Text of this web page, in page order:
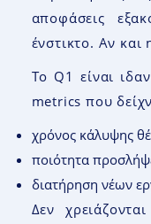
αποφάσεις
ένστικτο. Αν και
Το Q1 είναι
metrics που
χρόνος κάλυψης
ποιότητα
διατήρηση νέων
Δεν